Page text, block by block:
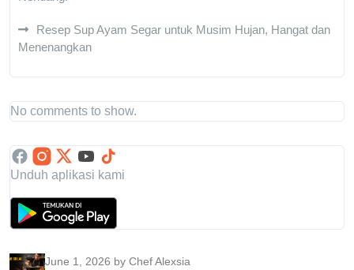
Resep Sup Ayam Segar untuk Musim Hujan, Hangat dan
Menenangkan
No comments to show.
Unduh aplikasi kami
June 1, 2026 by Chef Alexsia